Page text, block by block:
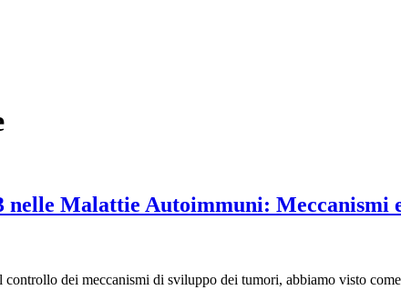
nelle Malattie Autoimmuni: Meccanismi
dei meccanismi di sviluppo dei tumori, abbiamo visto